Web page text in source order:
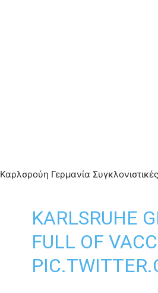
Καρλσρούη Γερμανία
KARLSRUHE
FULL OF